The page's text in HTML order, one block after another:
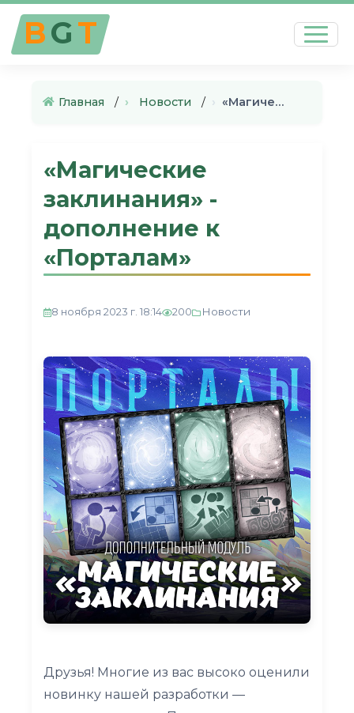
BGT
Главная › Новости › «Магические заклинания» - доп…
«Магические
заклинания» -
дополнение к
«Порталам»
8 ноября 2023 г. 18:14 200 Новости
Друзья! Многие из вас высоко оценили
новинку нашей разработки —